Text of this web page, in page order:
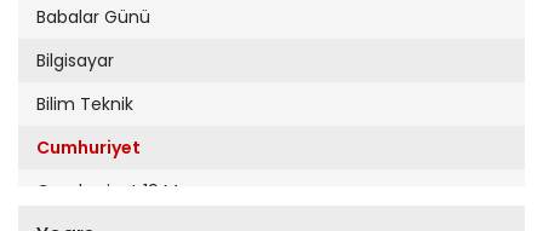
Babalar Günü
Bilgisayar
Bilim Teknik
Cumhuriyet
Cumhuriyet 19 Mayıs